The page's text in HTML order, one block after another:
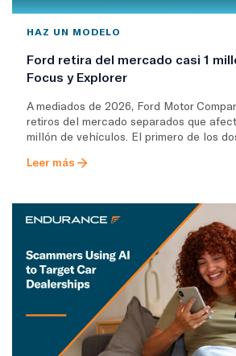
HAZ UN MODELO
Ford retira del mercado casi 1
Focus y Explorer
A mediados de 2026, Ford Motor
retiros del mercado separados que
millón de vehículos. El primero de los
Leer más